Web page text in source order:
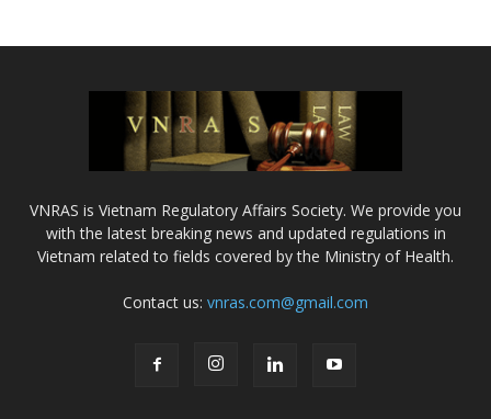
VNRAS is Vietnam Regulatory Affairs Society. We provide you
with the latest breaking news and updated regulations in
Vietnam related to fields covered by the Ministry of Health.
Contact us: vnras.com@gmail.com